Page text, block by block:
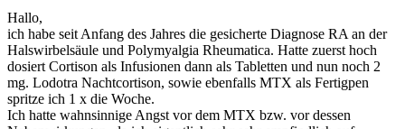
Hallo,
ich habe seit Anfang des Jahres die gesicherte Diagnose RA an der
Halswirbelsäule und Polymyalgia Rheumatica. Hatte zuerst hoch
dosiert Cortison als Infusionen dann als Tabletten und nun noch 2
mg. Lodotra Nachtcortison, sowie ebenfalls MTX als Fertigpen
spritze ich 1 x die Woche.
Ich hatte wahnsinnige Angst vor dem MTX bzw. vor dessen